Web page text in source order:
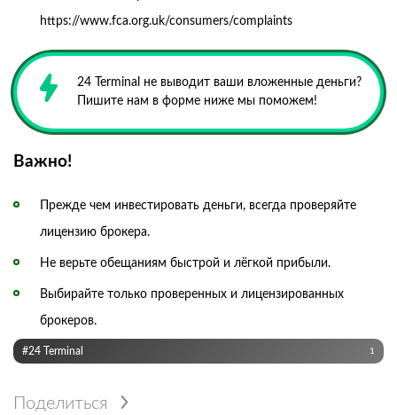
https://www.fca.org.uk/consumers/complaints
24 Terminal не выводит ваши вложенные деньги?
Пишите нам в форме ниже мы поможем!
Важно!
Прежде чем инвестировать деньги, всегда проверяйте
лицензию брокера.
Не верьте обещаниям быстрой и лёгкой прибыли.
Выбирайте только проверенных и лицензированных
брокеров.
#24 Terminal 1
Поделиться